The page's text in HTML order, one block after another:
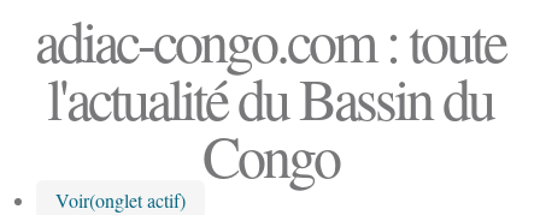
adiac-congo.com : toute
l'actualité du Bassin du
Congo
Voir(onglet actif)